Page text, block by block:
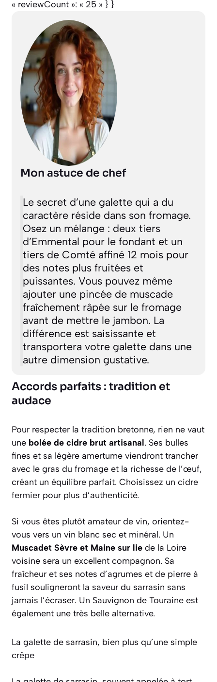
« reviewCount »: « 25 » } }
Mon astuce de chef
Le secret d’une galette qui a du
caractère réside dans son fromage.
Osez un mélange : deux tiers
d’Emmental pour le fondant et un
tiers de Comté affiné 12 mois pour
des notes plus fruitées et
puissantes. Vous pouvez même
ajouter une pincée de muscade
fraîchement râpée sur le fromage
avant de mettre le jambon. La
différence est saisissante et
transportera votre galette dans une
autre dimension gustative.
Accords parfaits : tradition et
audace
Pour respecter la tradition bretonne, rien ne vaut
une bolée de cidre brut artisanal. Ses bulles
fines et sa légère amertume viendront trancher
avec le gras du fromage et la richesse de l’œuf,
créant un équilibre parfait. Choisissez un cidre
fermier pour plus d’authenticité.
Si vous êtes plutôt amateur de vin, orientez-
vous vers un vin blanc sec et minéral. Un
Muscadet Sèvre et Maine sur lie de la Loire
voisine sera un excellent compagnon. Sa
fraîcheur et ses notes d’agrumes et de pierre à
fusil souligneront la saveur du sarrasin sans
jamais l’écraser. Un Sauvignon de Touraine est
également une très belle alternative.
La galette de sarrasin, bien plus qu’une simple
crêpe